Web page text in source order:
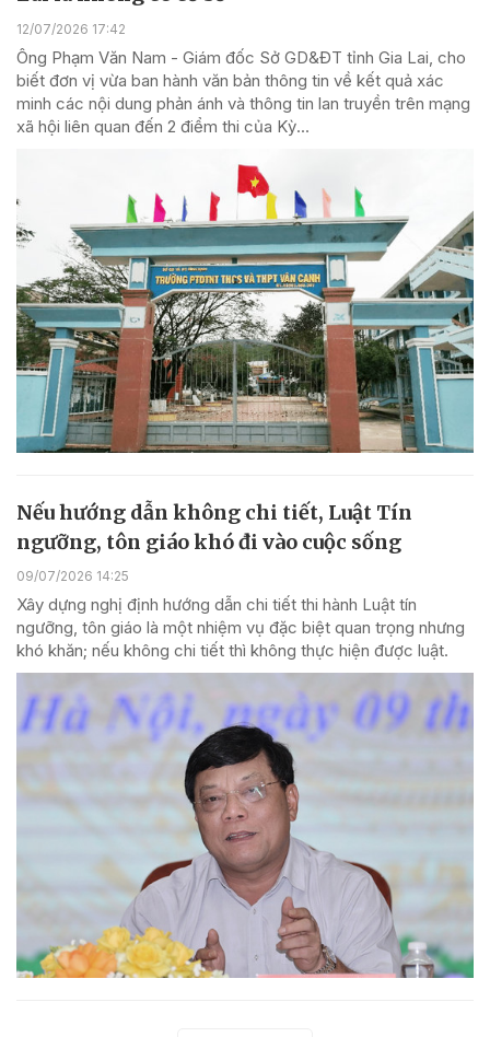
12/07/2026 17:42
Ông Phạm Văn Nam - Giám đốc Sở GD&ĐT tỉnh Gia Lai, cho
biết đơn vị vừa ban hành văn bản thông tin về kết quả xác
minh các nội dung phản ánh và thông tin lan truyền trên mạng
xã hội liên quan đến 2 điểm thi của Kỳ...
Nếu hướng dẫn không chi tiết, Luật Tín
ngưỡng, tôn giáo khó đi vào cuộc sống
09/07/2026 14:25
Xây dựng nghị định hướng dẫn chi tiết thi hành Luật tín
ngưỡng, tôn giáo là một nhiệm vụ đặc biệt quan trọng nhưng
khó khăn; nếu không chi tiết thì không thực hiện được luật.